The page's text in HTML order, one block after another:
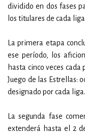
dividido en dos fases
los titulares de cada
La primera etapa
ese período, los
hasta cinco veces
Juego de las Estrellas:
designado por cada liga.
La segunda fase
extenderá hasta el 2